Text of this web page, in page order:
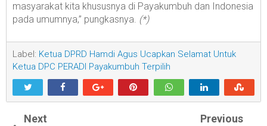
masyarakat kita khususnya di Payakumbuh dan Indonesia
pada umumnya,” pungkasnya. (*)
Label: Ketua DPRD Hamdi Agus Ucapkan Selamat Untuk
Ketua DPC PERADI Payakumbuh Terpilih
Next Previous